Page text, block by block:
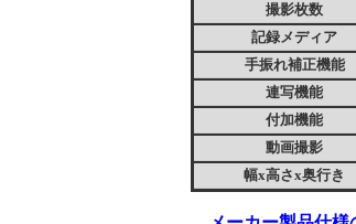
撮影枚数
記録メディア
手振れ補正機能
連写機能
付加機能
動画撮影
幅x高さx奥行き